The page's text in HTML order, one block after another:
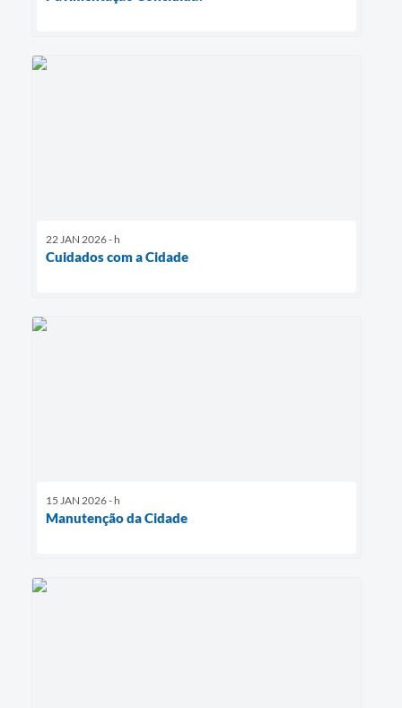
22 JAN 2026 - h
Cuidados com a Cidade
15 JAN 2026 - h
Manutenção da Cidade